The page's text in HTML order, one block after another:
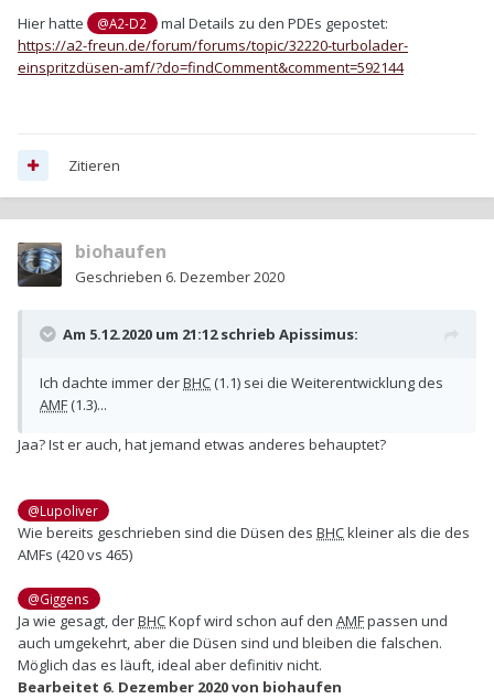
Hier hatte @A2-D2
mal Details zu den PDEs gepostet:
https://a2-freun.de/forum/forums/topic/32220-turbolader-
einspritzdüsen-amf/?do=findComment&comment=592144
Zitieren
biohaufen
Geschrieben 6. Dezember 2020
Am 5.12.2020 um 21:12 schrieb Apissimus:
Ich dachte immer derBHC (1.1) sei die Weiterentwicklung des
AMF (1.3)...
Jaa? Ist er auch, hat jemand etwas anderes behauptet?
@Lupoliver
Wie bereits geschrieben sind die Düsen des BHCkleiner als die des
AMFs (420 vs 465)
@Giggens
Ja wie gesagt, derBHCKopf wird schon auf den AMFpassen und
auch umgekehrt, aber die Düsen sind und bleiben die falschen.
Möglich das es läuft, ideal aber definitiv nicht.
Bearbeitet 6. Dezember 2020von biohaufen